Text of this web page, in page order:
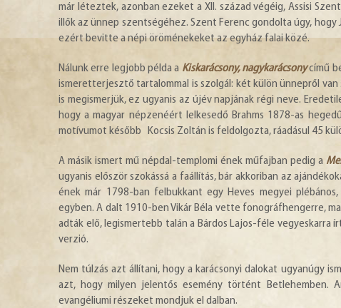
már léteztek, azonban ezeket a XII. század végéig, Assisi
illők az ünnep szentségéhez. Szent Ferenc gondolta úgy,
ezért bevitte a népi öröménekeket az egyház falai közé.
Nálunk erre legjobb példa a Kiskarácsony, nagykarácsonycímű
ismeretterjesztő tartalommal is szolgál: két külön ünnepről
is megismerjük, ez ugyanis az újév napjának régi neve.
hogy a magyar népzenéért lelkesedő Brahms 1878-as
motívumot később Kocsis Zoltán is feldolgozta, ráadásul 45
A másik ismert mű népdal-templomi ének műfajban pedig a
ugyanis először szokássá a faállítás, bár akkoriban az
ének már 1798-ban felbukkant egy Heves megyei
egyben. A dalt 1910-ben Vikár Béla vette fonográfhengerre,
adták elő, legismertebb talán a Bárdos Lajos-féle vegyeskarra
verzió.
Nem túlzás azt állítani, hogy a karácsonyi dalokat ugyanúgy
azt, hogy milyen jelentős esemény történt Betlehemben.
evangéliumi részeket mondjuk el dalban.